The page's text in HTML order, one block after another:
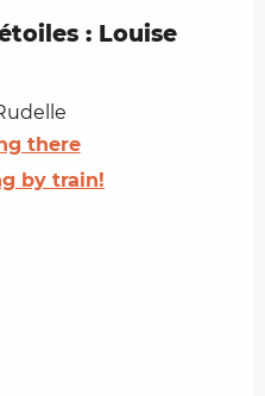
: Louise
there
by train!